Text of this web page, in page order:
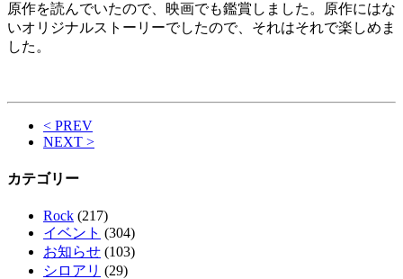
原作を読んでいたので、映画でも鑑賞しました。原作にはな
いオリジナルストーリーでしたので、それはそれで楽しめま
した。
< PREV
NEXT >
カテゴリー
Rock (217)
イベント (304)
お知らせ (103)
シロアリ (29)